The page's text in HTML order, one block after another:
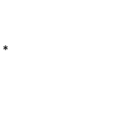
*Обязательно